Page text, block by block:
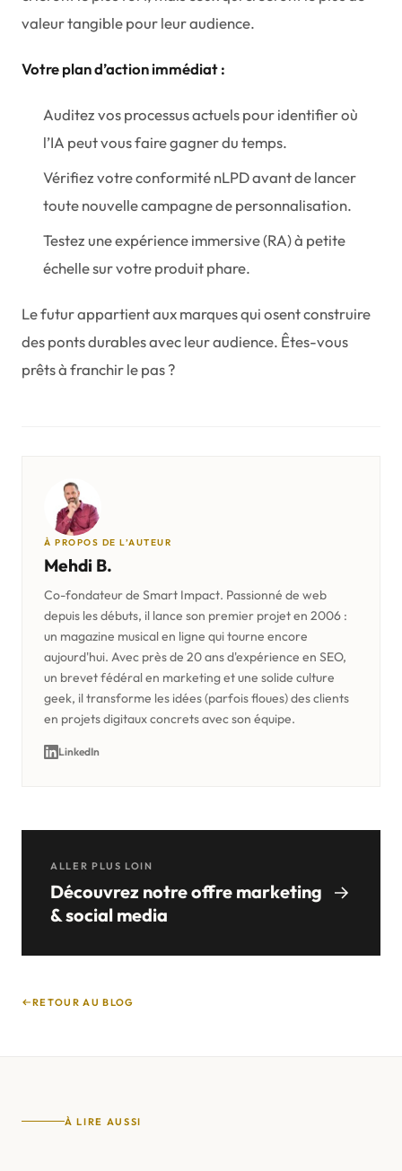
valeur tangible pour leur audience.
Votre plan d’action immédiat :
Auditez vos processus actuels pour identifier où
l’IA peut vous faire gagner du temps.
Vérifiez votre conformité nLPD avant de lancer
toute nouvelle campagne de personnalisation.
Testez une expérience immersive (RA) à petite
échelle sur votre produit phare.
Le futur appartient aux marques qui osent construire
des ponts durables avec leur audience. Êtes-vous
prêts à franchir le pas ?
À PROPOS DE L’AUTEUR
Mehdi B.
Co-fondateur de Smart Impact. Passionné de web
depuis les débuts, il lance son premier projet en 2006 :
un magazine musical en ligne qui tourne encore
aujourd'hui. Avec près de 20 ans d'expérience en SEO,
un brevet fédéral en marketing et une solide culture
geek, il transforme les idées (parfois floues) des clients
en projets digitaux concrets avec son équipe.
LinkedIn
ALLER PLUS LOIN
Découvrez notre offre marketing
& social media
RETOUR AU BLOG
À LIRE AUSSI